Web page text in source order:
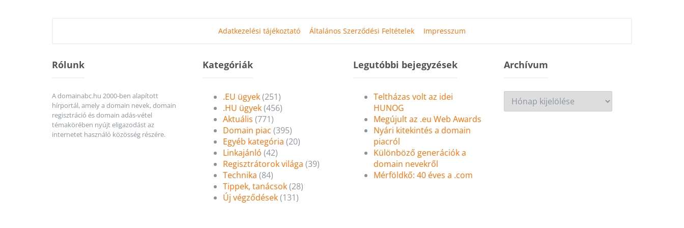
Adatkezelési tájékoztató Általános Szerződési Feltételek Impresszum
Rólunk
A domainabc.hu 2000-ben alapított
hírportál, amely a domain nevek, domain
regisztráció és domain adás-vétel
témakörében nyújt eligazodást az
internetet használó közösség részére.
Kategóriák
.EU ügyek(251)
.HU ügyek(456)
Aktuális (771)
Domain piac (395)
Egyéb kategória (20)
Linkajánló (42)
Regisztrátorok világa (39)
Technika (84)
Tippek, tanácsok(28)
Új végződések(131)
Legutóbbi bejegyzések
Teltházas volt az idei
HUNOG
Megújult az .eu Web Awards
Nyári kitekintés a domain
piacról
Különböző generációk a
domain nevekről
Mérföldkő: 40 éves a .com
ArchívumArchívum